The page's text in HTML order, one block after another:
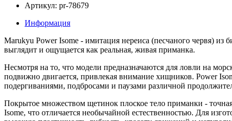
Артикул: pr-78679
Информация
Marukyu Power Isome - имитация нереиса (песчаного червя) из
выглядит и ощущается как реальная, живая приманка.
Несмотря на то, что модели предназначаются для ловли на
подвижно двигается, привлекая внимание хищников. Power
подергиваниями, подбросами и паузами различной
Покрытое множеством щетинок плоское тело приманки -
Isome, что отличается необычайной естественностью. Для